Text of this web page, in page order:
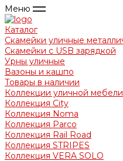
Меню
Каталог
Скамейки уличные
Скамейки с USB зарядкой
Урны уличные
Вазоны и кашпо
Товары в наличии
Коллекции уличной мебели
Коллекция City
Коллекция Noma
Коллекция Parco
Коллекция Rail Road
Коллекция STRIPES
Коллекция VERA SOLO